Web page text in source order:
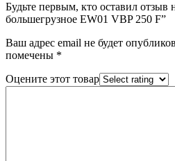
Будьте первым, кто оставил отзыв
большегрузное EW01 VBP 250 F”
Ваш адрес email не будет
помечены *
Оцените этот товар